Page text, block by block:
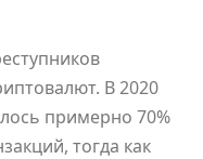
В 2020
примерно 70%
тогда как